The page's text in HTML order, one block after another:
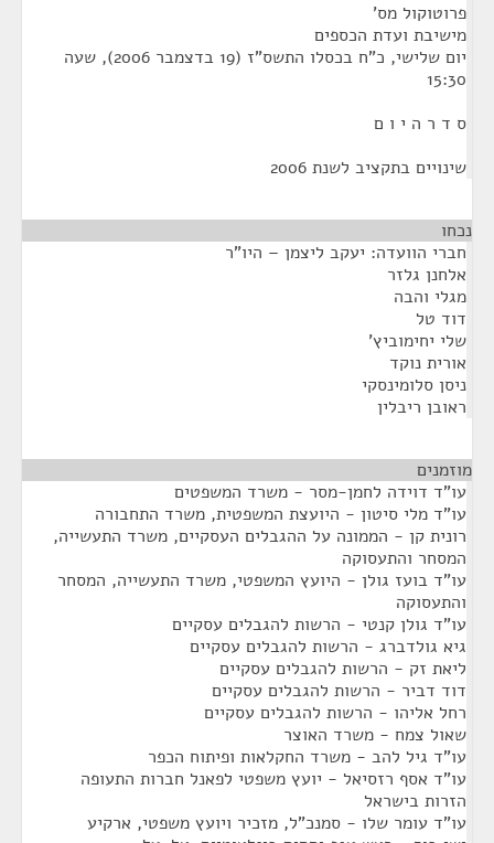
פרוטוקול מס'
מישיבת ועדת הכספים
יום שלישי, כ"ח בכסלו התשס"ז (19 בדצמבר 2006), שעה
15:30
ס ד ר ה י ו ם
שינויים בתקציב לשנת 2006
נכחו
חברי הוועדה: יעקב ליצמן – היו"ר
אלחנן גלזר
מגלי והבה
דוד טל
שלי יחימוביץ'
אורית נוקד
ניסן סלומינסקי
ראובן ריבלין
מוזמנים
עו"ד דוידה לחמן-מסר - משרד המשפטים
עו"ד מלי סיטון - היועצת המשפטית, משרד התחבורה
רונית קן - הממונה על ההגבלים העסקיים, משרד התעשייה,
המסחר והתעסוקה
עו"ד בועז גולן - היועץ המשפטי, משרד התעשייה, המסחר
והתעסוקה
עו"ד גולן קנטי - הרשות להגבלים עסקיים
גיא גולדברג - הרשות להגבלים עסקיים
ליאת זק - הרשות להגבלים עסקיים
דוד דביר - הרשות להגבלים עסקיים
רחל אליהו - הרשות להגבלים עסקיים
שאול צמח - משרד האוצר
עו"ד גיל להב - משרד החקלאות ופיתוח הכפר
עו"ד אסף רזסיאל - יועץ משפטי לפאנל חברות התעופה
הזרות בישראל
עו"ד עומר שלו - סמנכ"ל, מזכיר ויועץ משפטי, ארקיע